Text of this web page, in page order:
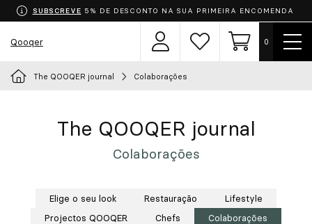
SUBSCREVE 5% DE DESCONTO NA SUA PRIMEIRA ENCOMENDA
Qooqer
Escolha o seu uniforme
Calçado
Área
Lista
Carrinho
0
menu
The QOOQER journal Colaborações
The QOOQER journal
Colaborações
Elige o seu look Restauração
Lifestyle
Projectos QOOQER
Chefs Colaborações